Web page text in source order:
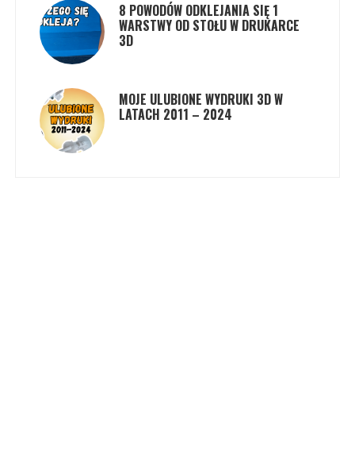
8 POWODÓW ODKLEJANIA SIĘ 1
WARSTWY OD STOŁU W DRUKARCE
3D
MOJE ULUBIONE WYDRUKI 3D W
LATACH 2011 – 2024